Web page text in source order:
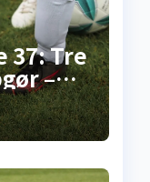
37: Tre
–